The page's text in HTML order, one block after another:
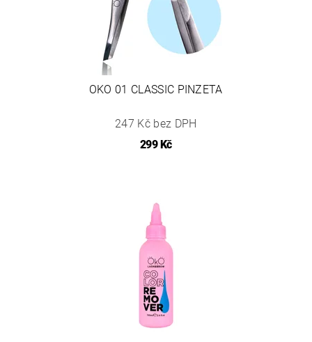
OKO 01 CLASSIC PINZETA
247 Kč bez DPH
299 Kč